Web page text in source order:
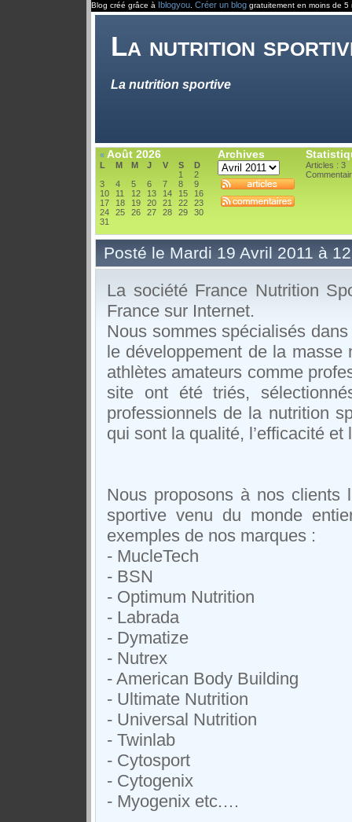
Blog créé grâce à Iblogyou Créer un blog gratuitement en moins de 5
La nutrition
La nutrition sportive
« Août 2026
L M M J V S
D
1
2
3
4 5 6 7 8
9
10
11 12 13 14 15
16
17
18 19 20 21 22
23
24
25 26 27 28 29
30
31
Archives
Articles : 3
Posté le Mardi 19 Avril 2011 à
La société France Nutrition
France sur Internet.
Nous sommes spécialisés
le développement de la
athlètes amateurs comme
site ont été triés,
professionnels de la nutrition
qui sont la qualité, l’efficacité et
Nous proposons à nos clients
sportive venu du monde
exemples de nos marques :
- MucleTech
- BSN
- Optimum Nutrition
- Labrada
- Dymatize
- Nutrex
- American Body Building
- Ultimate Nutrition
- Universal Nutrition
- Twinlab
- Cytosport
- Cytogenix
- Myogenix etc.…